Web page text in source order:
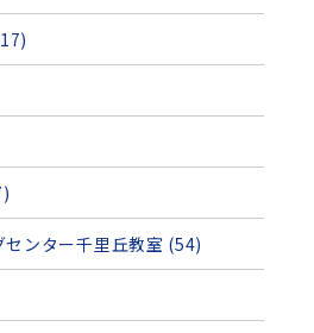
ンター千里丘教室 (54)